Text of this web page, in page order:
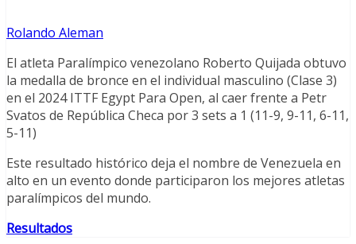
Rolando Aleman
El atleta Paralímpico venezolano Roberto Quijada obtuvo
la medalla de bronce en el individual masculino (Clase 3)
en el 2024 ITTF Egypt Para Open, al caer frente a Petr
Svatos de República Checa por 3 sets a 1 (11-9, 9-11, 6-11,
5-11)
Este resultado histórico deja el nombre de Venezuela en
alto en un evento donde participaron los mejores atletas
paralímpicos del mundo.
Resultados